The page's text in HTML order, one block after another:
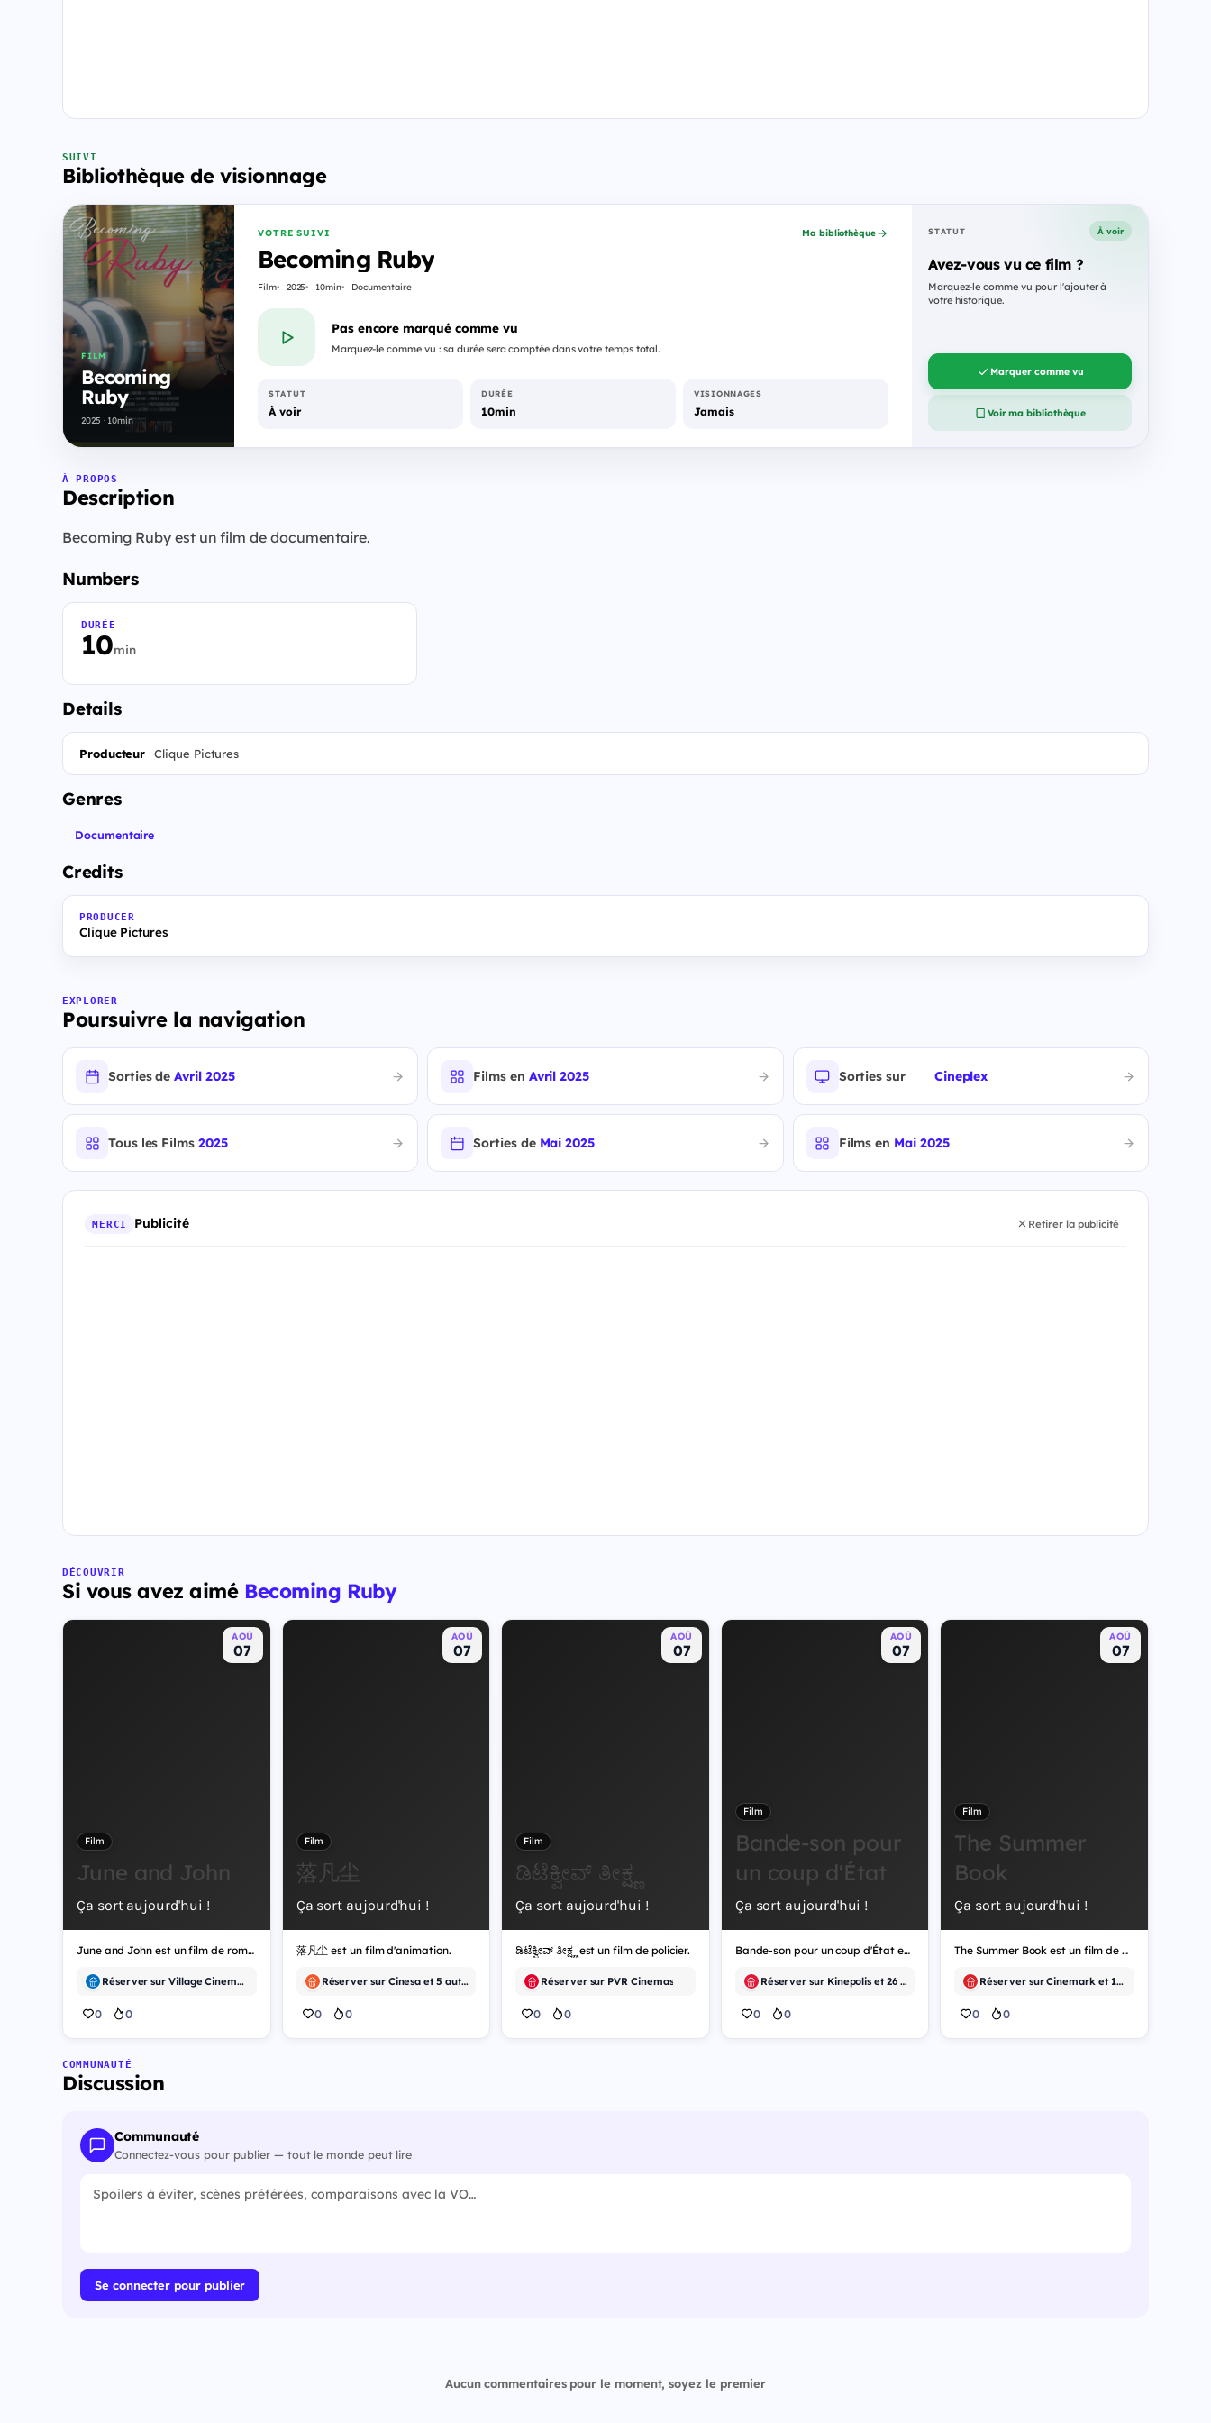
SUIVI
Bibliothèque de visionnage
FILM
Becoming
Ruby
2025 · 10min
VOTRE SUIVI
Becoming Ruby
Film 2025 10min Documentaire
Ma bibliothèque
Pas encore marqué comme vu
Marquez-le comme vu : sa durée sera comptée dans votre temps total.
STATUT
À voir
DURÉE
10min
VISIONNAGES
Jamais
STATUT À voir
Avez-vous vu ce film ?
Marquez-le comme vu pour l'ajouter à
votre historique.
Marquer comme vu
Voir ma bibliothèque
À PROPOS
Description
Becoming Ruby est un film de documentaire.
Numbers
10min
DURÉE
Details
Producteur Clique Pictures
Genres
Documentaire
Credits
PRODUCER
Clique Pictures
EXPLORER
Poursuivre la navigation
Sorties deAvril 2025 Films en Avril 2025 Sorties sur Cineplex
Tous les Films 2025 Sorties de Mai 2025 Films en Mai 2025
MERCI Publicité Retirer la publicité
DÉCOUVRIR
Si vous avez aimé Becoming Ruby
AOÛ
07
Film
June and John
Ça sort aujourd'hui !
June and John est un film de romance.
Réserver sur Village Cinemas et 15 autres
0 0
AOÛ
07
Film
落凡尘
Ça sort aujourd'hui !
落凡尘 est un film d'animation.
Réserver sur Cinesa et 5 autres
0 0
AOÛ
07
Film
ಡಿಟೆಕ್ವೀವ್ ತೀಕ್ಷ್ಣ
Ça sort aujourd'hui !
ಡಿಟೆಕ್ವೀವ್ ತೀಕ್ಷ್ಣ est un film de policier.
Réserver sur PVR Cinemas
0 0
AOÛ
07
Film
Bande-son pour
un coup d'État
Ça sort aujourd'hui !
Bande-son pour un coup d'État est un film de documentaire.
Réserver sur Kinepolis et 26 autres
0 0
AOÛ
07
Film
The Summer
Book
Ça sort aujourd'hui !
The Summer Book est un film de drame.
Réserver sur Cinemark et 11 autres
0 0
COMMUNAUTÉ
Discussion
Communauté
Connectez-vous pour publier — tout le monde peut lire
Se connecter pour publier
Aucun commentaires pour le moment, soyez le premier